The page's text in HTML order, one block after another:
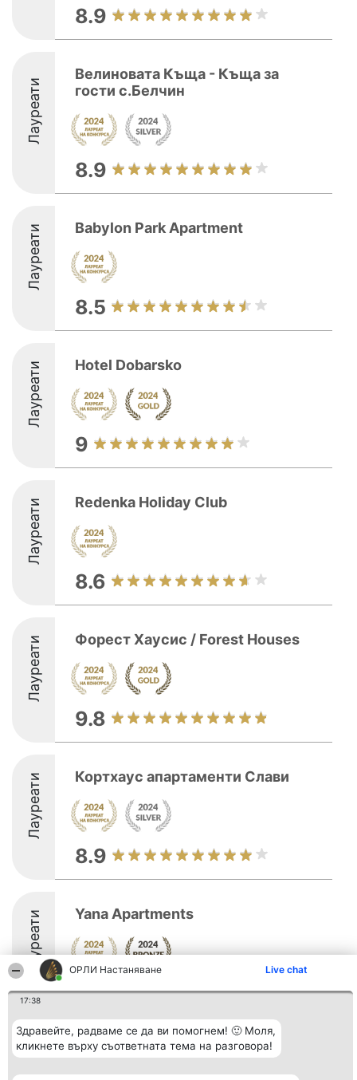
ОРЛИ Настаняване Live chat
17:38
Здравейте, радваме се да ви помогнем! 🙂 Моля,
кликнете върху съответната тема на разговора!
8.9
Лауреати
Велиновата Къща - Къща за
гости с.Белчин
8.9
Лауреати Babylon Park Apartment
8.5
Лауреати Hotel Dobarsko
9
Лауреати Redenka Holiday Club
8.6
Лауреати Форест Хаусис / Forest Housеs
9.8
Лауреати Кортхаус апартаменти Слави
8.9
Лауреати Yana Apartments
8.7
Организатор на
класиране
Класация
Победители
Контакти
Контакти